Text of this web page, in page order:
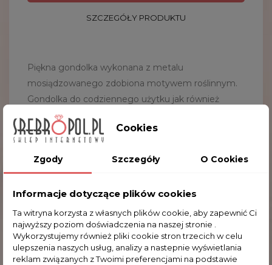
SZCZEGÓŁY PRODUKTU
Piękna gondolka wykonana z metalu
mosiądzowanego zdobiona motywem roślinnym.
Gondolka do codziennego użytku jak również
doskonała jako ozdoba na każdy stół. Serdecznie
zapraszamy do zakupu.
NAJWAŻNIEJSZE DANE:
wys.)
Komentarze (0)
Cookies
Zgody Szczegóły O Cookies
Informacje dotyczące plików cookies
Ta witryna korzysta z własnych plików cookie, aby zapewnić Ci
najwyższy poziom doświadczenia na naszej stronie .
Wykorzystujemy również pliki cookie stron trzecich w celu
ulepszenia naszych usług, analizy a nastepnie wyświetlania
reklam związanych z Twoimi preferencjami na podstawie